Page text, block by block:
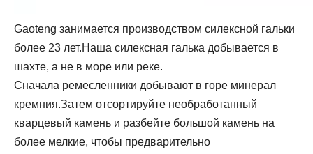
Gaoteng занимается производством силексной гальки
более 23 лет.Наша силексная галька добывается в
шахте, а не в море или реке.
Сначала ремесленники добывают в горе минерал
кремния.Затем отсортируйте необработанный
кварцевый камень и разбейте большой камень на
более мелкие, чтобы предварительно